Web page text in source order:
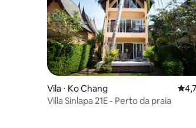
Vila ⋅ Ko Chang 4,7
Villa Sinlapa 21E - Perto da praia